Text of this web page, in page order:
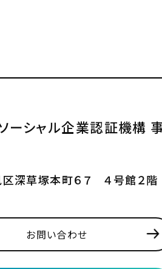
ーシャル企業認証機構
深草塚本町６７ ４号館２階
お問い合わせ